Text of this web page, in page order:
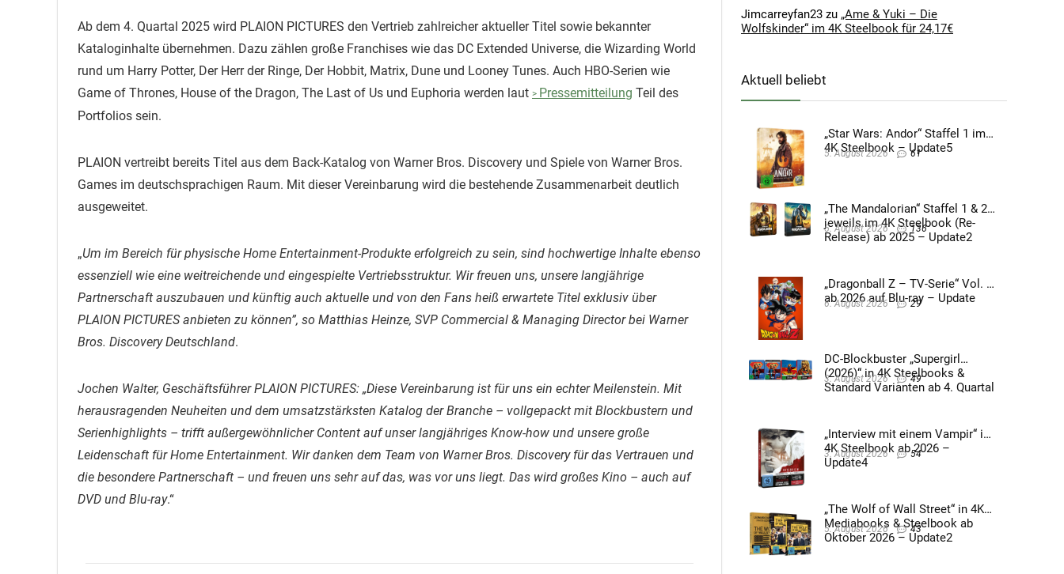
Ab dem 4. Quartal 2025 wird PLAION PICTURES den Vertrieb zahlreicher aktueller Titel sowie bekannter
Kataloginhalte übernehmen. Dazu zählen große Franchises wie das DC Extended Universe, die Wizarding World
rund um Harry Potter, Der Herr der Ringe, Der Hobbit, Matrix, Dune und Looney Tunes. Auch HBO-Serien wie
Game of Thrones, House of the Dragon, The Last of Us und Euphoria werden laut
Pressemitteilung Teil des
Portfolios sein.
PLAION vertreibt bereits Titel aus dem Back-Katalog von Warner Bros. Discovery und Spiele von Warner Bros.
Games im deutschsprachigen Raum. Mit dieser Vereinbarung wird die bestehende Zusammenarbeit deutlich
ausgeweitet.
„Um im Bereich für physische Home Entertainment-Produkte erfolgreich zu sein, sind hochwertige Inhalte ebenso
essenziell wie eine weitreichende und eingespielte Vertriebsstruktur. Wir freuen uns, unsere langjährige
Partnerschaft auszubauen und künftig auch aktuelle und von den Fans heiß erwartete Titel exklusiv über
PLAION PICTURES anbieten zu können”, so Matthias Heinze, SVP Commercial & Managing Director bei Warner
Bros. Discovery Deutschland.
Jochen Walter, Geschäftsführer PLAION PICTURES: „Diese Vereinbarung ist für uns ein echter Meilenstein. Mit
herausragenden Neuheiten und dem umsatzstärksten Katalog der Branche – vollgepackt mit Blockbustern und
Serienhighlights – trifft außergewöhnlicher Content auf unser langjähriges Know-how und unsere große
Leidenschaft für Home Entertainment. Wir danken dem Team von Warner Bros. Discovery für das Vertrauen und
die besondere Partnerschaft – und freuen uns sehr auf das, was vor uns liegt. Das wird großes Kino – auch auf
DVD und Blu-ray.“
Jimcarreyfan23 zu „Ame & Yuki – Die
Wolfskinder“ im 4K Steelbook für 24,17€
Aktuell beliebt
„Star Wars: Andor“ Staffel 1 im
4K Steelbook – Update5
5. August 2026 61
„The Mandalorian“ Staffel 1 & 2
jeweils im 4K Steelbook (Re-
Release) ab 2025 – Update2
5. August 2026 136
„Dragonball Z – TV-Serie“ Vol. 4
ab 2026 auf Blu-ray – Update
6. August 2026 29
DC-Blockbuster „Supergirl
(2026)“ in 4K Steelbooks &
Standard Varianten ab 4. Quartal
3. August 2026 49
„Interview mit einem Vampir“ im
4K Steelbook ab 2026 –
Update4
3. August 2026 54
„The Wolf of Wall Street“ in 4K
Mediabooks & Steelbook ab
Oktober 2026 – Update2
5. August 2026 43